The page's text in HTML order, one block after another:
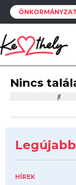
ÖNKORMÁNYZAT
Nincs
HÍREK